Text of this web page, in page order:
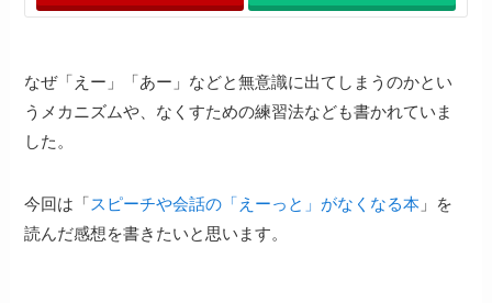
なぜ「えー」「あー」などと無意識に出てしまうのかとい
うメカニズムや、なくすための練習法なども書かれていま
した。
今回は「スピーチや会話の「えーっと」がなくなる本 」を
読んだ感想を書きたいと思います。